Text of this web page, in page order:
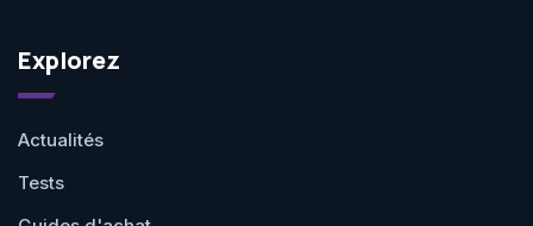
Explorez
Actualités
Tests